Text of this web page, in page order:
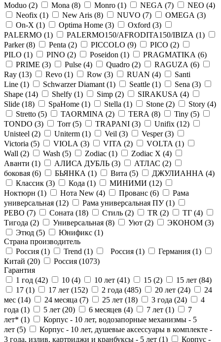
Moduo (2) Mona (8) Monro (1) NEGA (7) NEO (4)
Neofix (1) New Aris (8) NUVO (7) OMEGA (3)
On-X (1) Optima Home (3) Oxford (3)
PALERMO (1) PALERMO150/AFRODITA150/IBIZA (1)
Parker (8) Penta (2) PICCOLO (9) PICO (2)
PILO (1) PINO (2) Poseidon (1) PRAGMATIKA (6)
PRIME (3) Pulse (4) Quadro (2) RAGUZA (6)
Ray (13) Revo (1) Row (3) RUAN (4)
Santi
Line (1) Schwarzer Diamant (1) Seattle (1) Sena (3)
Shape (14) Shelfy (1) Simp (2) SIRAKUSA (4)
Slide (18) SpaHome (1) Stella (1) Stone (2) Story (4)
Stretto (5) TAORMINA (2) TERA (8) Tiny (5)
TONDO (3) Torr (5) TRAPANI (3) Unifix (12)
Unisteel (2) Uniterm (1) Veil (3) Vesper (3)
Victoria (5) VIOLA (3) VITA (2) VOLTA (1)
Wall (2) Wash (5) Zodiac (1) Zodiac X (4)
Аванти (1) АЛИСА ДУБЛЬ (3) АТЛАС (2)
боковая (6) БЬЯНКА (1) Вита (5) ДЖУЛИАННА (4)
Классик (3) Кода (1) МИНИМИ (12)
Ноктюрн (1) Нота New (4) Прованс (6)
Рама
универсальная (12) Рама универсальная ПУ (1)
РЕВО (7) Соната (18) Стиль (2) ТR (2) ТГ (4)
Тигода (2) Универсальная (8) Уют (2) ЭКОНОМ (3)
Этюд (5) Юнификс (1)
Страна производитель
Россия (1) Trend (1) Россия (1) Германия (1)
Китай (20) Россия (1073)
Гарантия
1 год (42) 10 (4) 10 лет (41) 15 (2) 15 лет (84)
17 (1) 17 лет (152) 2 года (485) 20 лет (24)
24
мес (14) 24 месяца (7) 25 лет (18) 3 года (24)
4
года (1) 5 лет (20) 6 месяцев (4) 7 лет (1)
7
лет* (1)
Корпус - 10 лет, водозапорные механизмы - 5
лет (5)
Корпус - 10 лет, душевые аксессуары в комплекте -
3 года, излив, картриджи и кранбуксы - 5 лет (1) Корпус -